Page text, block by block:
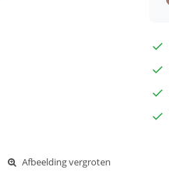
Afbeelding vergroten